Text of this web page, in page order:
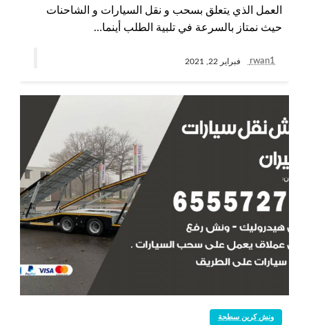
العمل الذي يتعلق بسحب و نقل السيارات و الشاحنات
حيث نمتاز بالسرعة في تلبية الطلب أينما…
rwan1 فبراير 22, 2021
ونش كرين سطحة